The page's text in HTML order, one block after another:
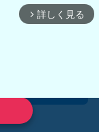
高価買取
16枚）
arrow_forward_ios 詳しく見る